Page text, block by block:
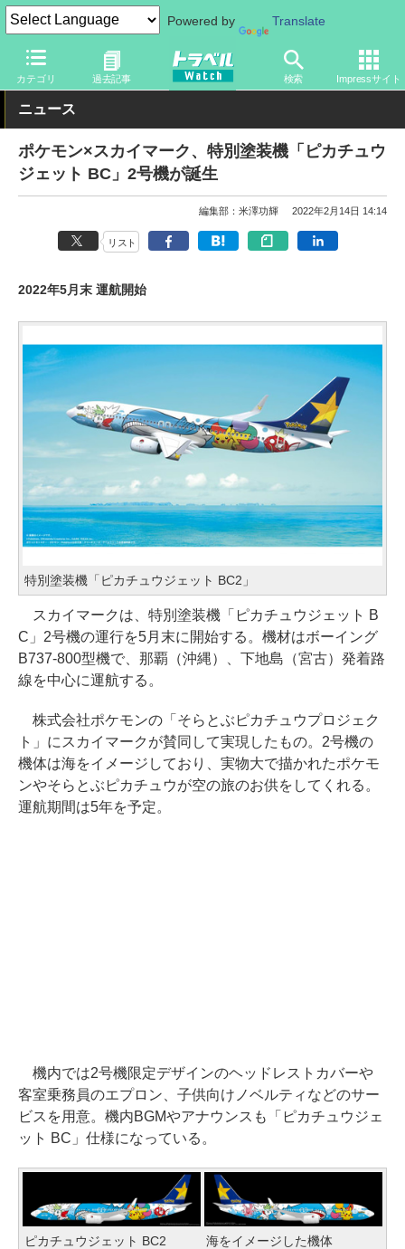
Powered by Translate
カテゴリ 過去記事 検索 Impressサイト
トラベル Watch 企業・政府・官庁 国内エアライン スカイマー
ニュース
ポケモン×スカイマーク、特別塗装機「ピカチュウ
ジェット BC」2号機が誕生
編集部：米澤功輝 2022年2月14日 14:14
リスト
2022年5月末 運航開始
特別塗装機「ピカチュウジェット BC2」
スカイマークは、特別塗装機「ピカチュウジェット B
C」2号機の運行を5月末に開始する。機材はボーイング
B737-800型機で、那覇（沖縄）、下地島（宮古）発着路
線を中心に運航する。
株式会社ポケモンの「そらとぶピカチュウプロジェク
ト」にスカイマークが賛同して実現したもの。2号機の
機体は海をイメージしており、実物大で描かれたポケモ
ンやそらとぶピカチュウが空の旅のお供をしてくれる。
運航期間は5年を予定。
機内では2号機限定デザインのヘッドレストカバーや
客室乗務員のエプロン、子供向けノベルティなどのサー
ビスを用意。機内BGMやアナウンスも「ピカチュウジェ
ット BC」仕様になっている。
ピカチュウジェット BC2 海をイメージした機体